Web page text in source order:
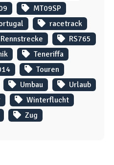
MT09SP
racetrack
Rennstrecke
RS765
Teneriffa
Touren
Umbau
Urlaub
Winterflucht
Zug